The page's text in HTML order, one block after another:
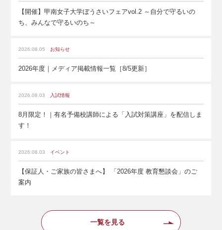
【開催】甲南女子大学ぼうさいフェアvol.2 ～自分で守るいの
ち、みんなで守るいのち～
2026.08.05 お知らせ
2026年度｜メディア掲載情報一覧［8/5更新］
2026.08.03 入試情報
8月限定！｜有名予備校講師による「入試対策講座」を配信しま
す！
2026.08.03 イベント
【保証人・ご家族の皆さまへ】 「2026年度 教育懇談会」のご
案内
一覧を見る